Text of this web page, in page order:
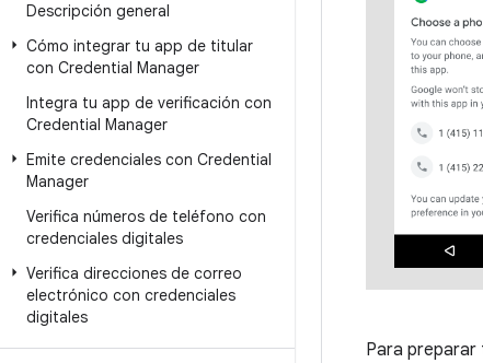
Descripción general
Cómo integrar tu app de titular
con Credential Manager
Integra tu app de verificación con
Credential Manager
Emite credenciales con Credential
Manager
Verifica números de teléfono con
credenciales digitales
Verifica direcciones de correo
electrónico con credenciales
digitales
Para preparar